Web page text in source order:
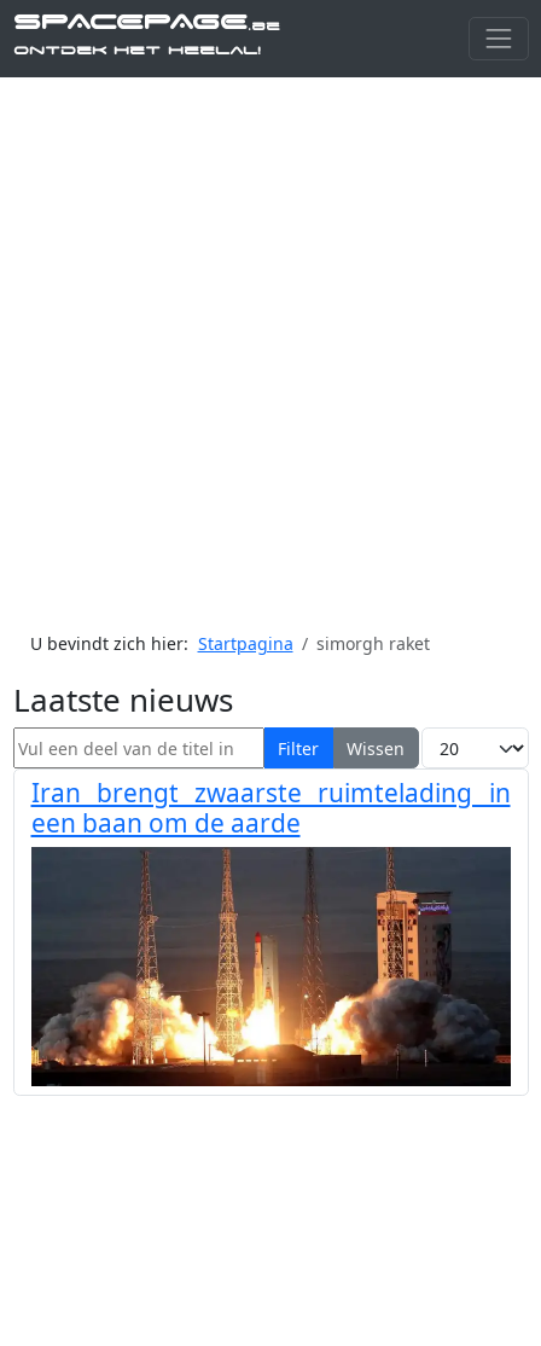
SPACEPAGE.be
Ontdek het heelal!
U bevindt zich hier: Startpagina simorgh raket
Laatste nieuws
Vul een deel van de titel in Filter Wissen Toon #
Iran brengt zwaarste ruimtelading in
een baan om de aarde